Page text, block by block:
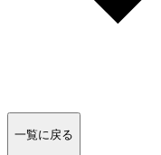
一覧に戻る